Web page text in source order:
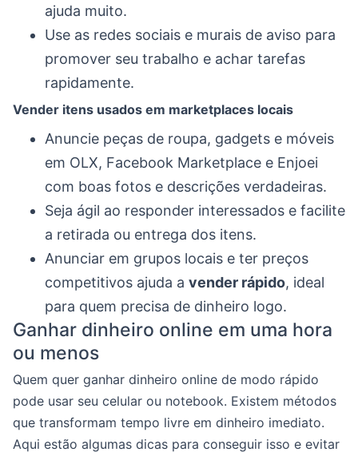
ajuda muito.
Use as redes sociais e murais de aviso para
promover seu trabalho e achar tarefas
rapidamente.
Vender itens usados em marketplaces locais
Anuncie peças de roupa, gadgets e móveis
em OLX, Facebook Marketplace e Enjoei
com boas fotos e descrições verdadeiras.
Seja ágil ao responder interessados e facilite
a retirada ou entrega dos itens.
Anunciar em grupos locais e ter preços
competitivos ajuda a vender rápido, ideal
para quem precisa de dinheiro logo.
Ganhar dinheiro online em uma hora
ou menos
Quem quer ganhar dinheiro online de modo rápido
pode usar seu celular ou notebook. Existem métodos
que transformam tempo livre em dinheiro imediato.
Aqui estão algumas dicas para conseguir isso e evitar